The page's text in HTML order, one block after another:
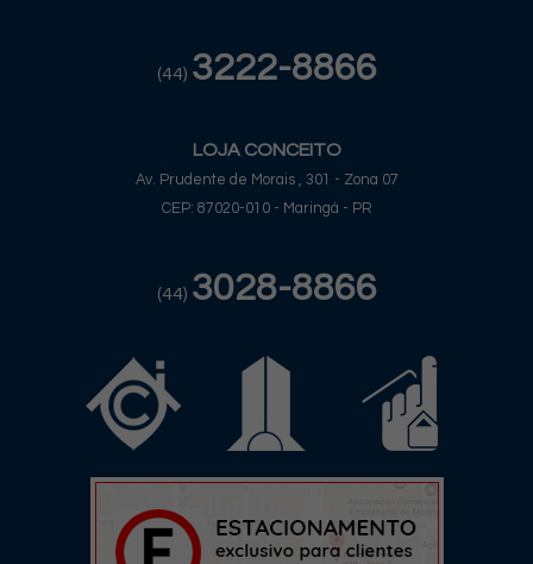
(44) 3222-8866
LOJA CONCEITO
Av. Prudente de Morais , 301 - Zona 07
CEP: 87020-010 - Maringá - PR
(44) 3028-8866